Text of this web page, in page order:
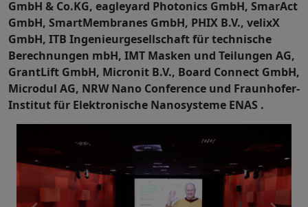
GmbH & Co.KG, eagleyard Photonics GmbH, SmarAct
GmbH, SmartMembranes GmbH, PHIX B.V., velixX
GmbH, ITB Ingenieurgesellschaft für technische
Berechnungen mbH, IMT Masken und Teilungen AG,
GrantLift GmbH, Micronit B.V., Board Connect GmbH,
Microdul AG, NRW Nano Conference und Fraunhofer-
Institut für Elektronische Nanosysteme ENAS .